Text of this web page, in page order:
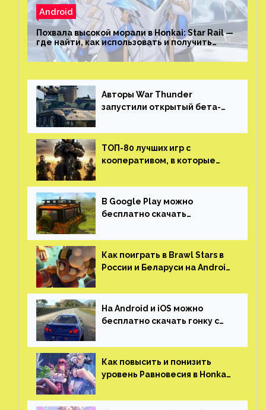
Android
Похвала высокой морали в Honkai: Star Rail —
где найти, как использовать и получить
скрытые достижения
Авторы War Thunder
запустили открытый бета-
трейлер и скриншоты
ТОП-80 лучших игр с
кооперативом, в которые
(никаких MMO)
В Google Play можно
бесплатно скачать
открытым миром, прокачкой,
гонками и тюнингом машины
Как поиграть в Brawl Stars в
России и Беларуси на Android
На Android и iOS можно
бесплатно скачать гонку с
который больше, чем в
Skyrim и GTA: San Andreas
Как повысить и понизить
уровень Равновесия в Honkai: